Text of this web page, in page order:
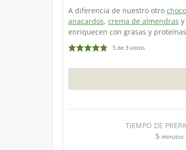
A diferencia de nuestro otro
anacardos, crema de almendras y
enriquecen con grasas y
5de 3votos
TIEMPO DE
5mminutos